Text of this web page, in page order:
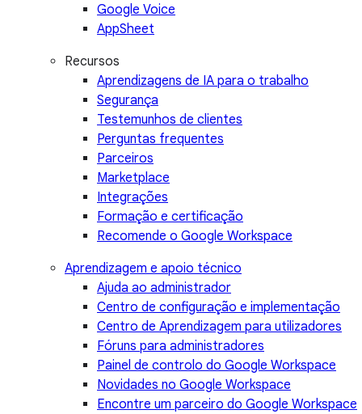
Google Voice
AppSheet
Recursos
Aprendizagens de IA para o trabalho
Segurança
Testemunhos de clientes
Perguntas frequentes
Parceiros
Marketplace
Integrações
Formação e certificação
Recomende o Google Workspace
Aprendizagem e apoio técnico
Ajuda ao administrador
Centro de configuração e implementação
Centro de Aprendizagem para utilizadores
Fóruns para administradores
Painel de controlo do Google Workspace
Novidades no Google Workspace
Encontre um parceiro do Google Workspace